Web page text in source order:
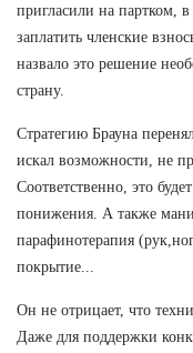
пригласили на партком, в
заплатить членские
назвало это решение
страну.
Стратегию Брауна
искал возможности, не
Соответственно, это
понижения. А также
парафинотерапия
покрытие...
Он не отрицает, что
Даже для поддержки